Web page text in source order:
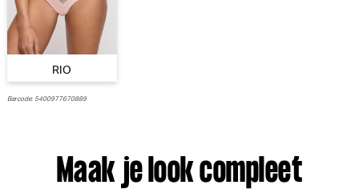
Hanky Panky
€ 41,50
RIO
Barcode: 5400977670889
Maak je look compleet